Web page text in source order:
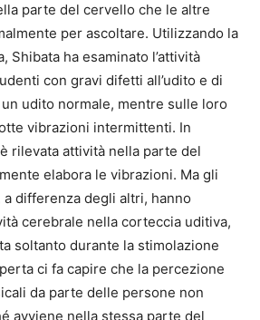
parte del cervello che le altre
per ascoltare. Utilizzando la
Shibata ha esaminato l’attività
con gravi difetti all’udito e di
udito normale, mentre sulle loro
vibrazioni intermittenti. In
rilevata attività nella parte del
elabora le vibrazioni. Ma gli
differenza degli altri, hanno
cerebrale nella corteccia uditiva,
soltanto durante la stimolazione
ci fa capire che la percezione
da parte delle persone non
avviene nella stessa parte del